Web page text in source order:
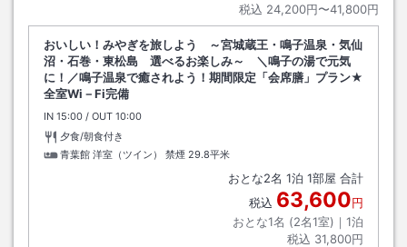
税込 24,200円〜41,800円
おいしい！みやぎを旅しよう ～宮城蔵王・鳴子温泉・気仙
沼・石巻・東松島 選べるお楽しみ～ ＼鳴子の湯で元気
に！／鳴子温泉で癒されよう！期間限定「会席膳」プラン★
全室Wi－Fi完備
IN チェックイン
15:00 / OUT チェックアウト
10:00
夕食/朝食付き
青葉館 洋室（ツイン） 禁煙 29.8平米
おとな2名 1泊 1部屋 合計
税込 63,600円
おとな1名 (2名1室)｜ 1泊
税込 31,800円